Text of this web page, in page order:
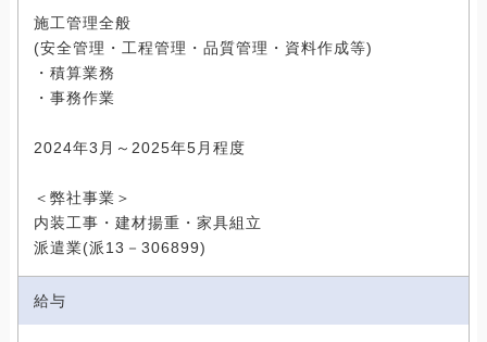
施工管理全般
(安全管理・工程管理・品質管理・資料作成等)
・積算業務
・事務作業
2024年3月～2025年5月程度
＜弊社事業＞
内装工事・建材揚重・家具組立
派遣業(派13－306899)
給与